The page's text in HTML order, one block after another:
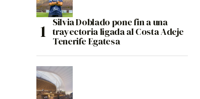
Silvia Doblado pone fin a una
trayectoria ligada al Costa Adeje
Tenerife Egatesa